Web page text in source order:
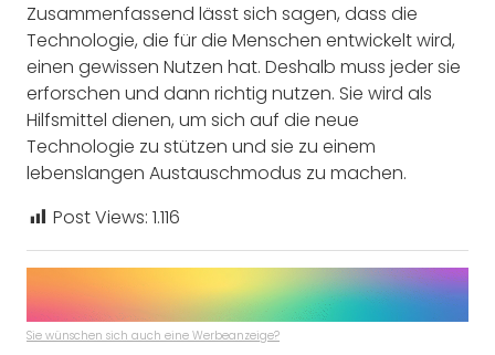
Zusammenfassend lässt sich sagen, dass die
Technologie, die für die Menschen entwickelt wird,
einen gewissen Nutzen hat. Deshalb muss jeder sie
erforschen und dann richtig nutzen. Sie wird als
Hilfsmittel dienen, um sich auf die neue
Technologie zu stützen und sie zu einem
lebenslangen Austauschmodus zu machen.
Post Views: 1.116
Sie wünschen sich auch eine Werbeanzeige?